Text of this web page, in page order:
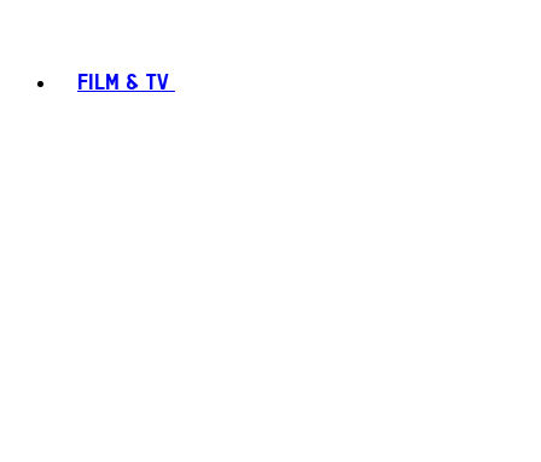
FILM & TV